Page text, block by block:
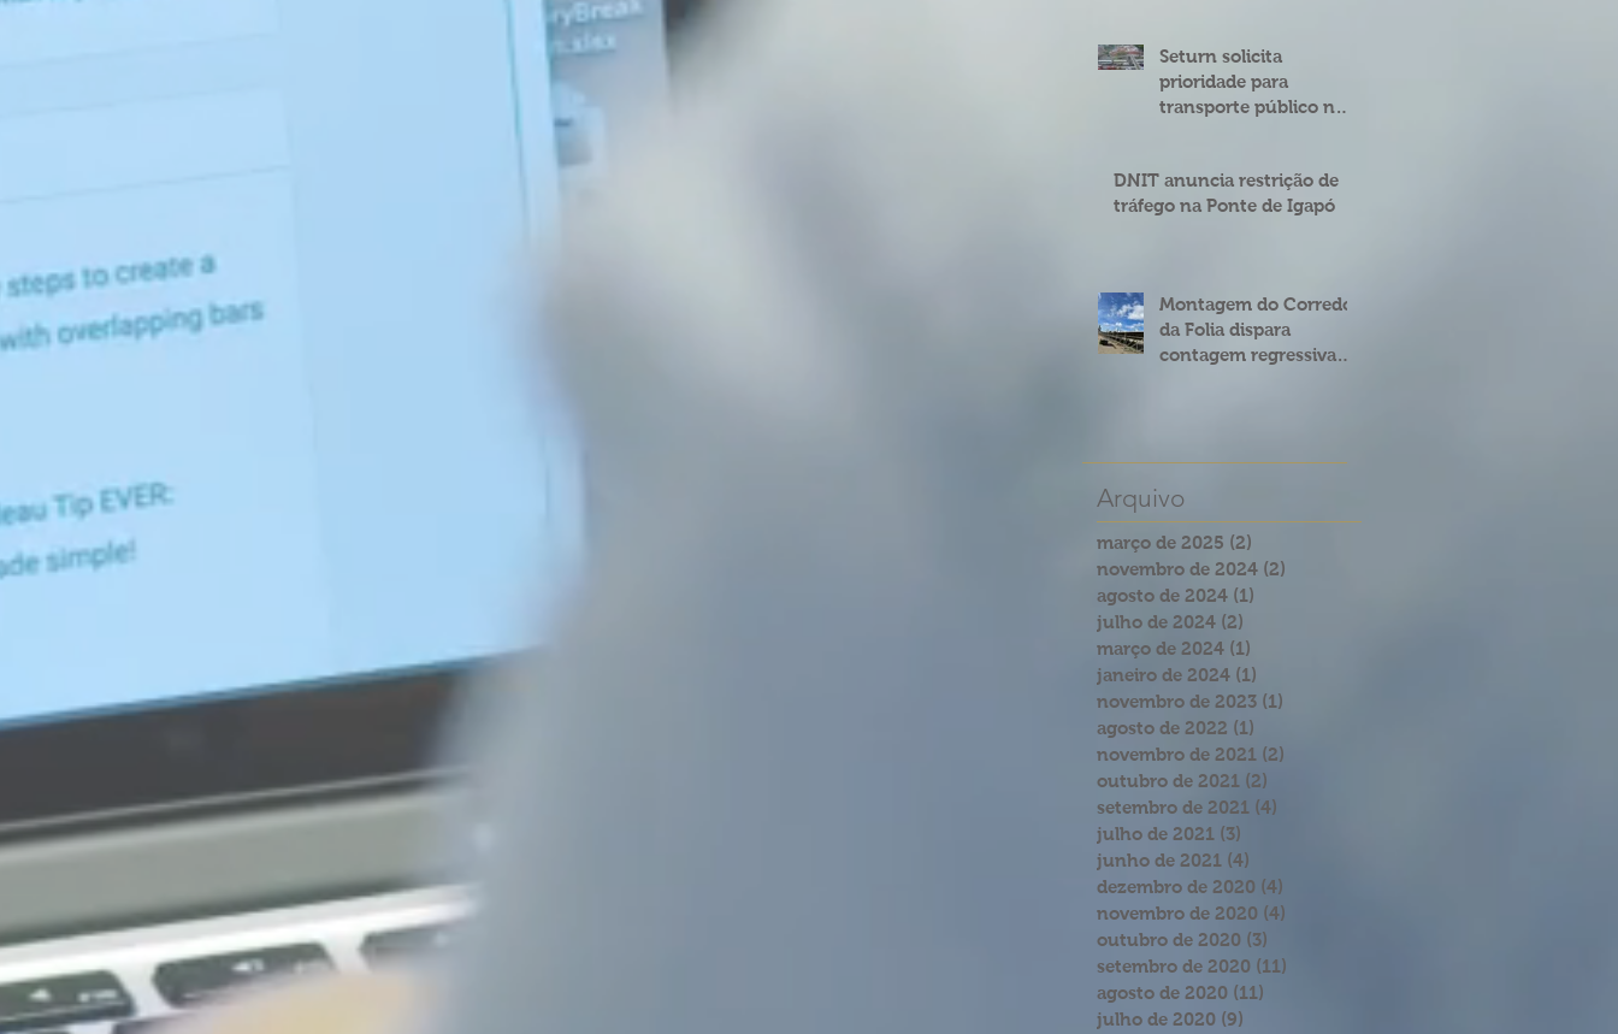
Seturn solicita
prioridade para
transporte público na
4º Centenário
DNIT anuncia restrição de
tráfego na Ponte de Igapó
Montagem do Corredor
da Folia dispara
contagem regressiva
Arquivo
março de 2025 (2)
novembro de 2024 (2)
agosto de 2024 (1)
julho de 2024 (2)
março de 2024 (1)
janeiro de 2024 (1)
novembro de 2023 (1)
agosto de 2022 (1)
novembro de 2021 (2)
outubro de 2021 (2)
setembro de 2021 (4)
julho de 2021 (3)
junho de 2021 (4)
dezembro de 2020 (4)
novembro de 2020 (4)
outubro de 2020 (3)
setembro de 2020 (11)
agosto de 2020 (11)
julho de 2020 (9)